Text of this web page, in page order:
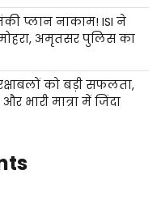
प्लान नाकाम! ISI ने
अमृतसर पुलिस का
को बड़ी सफलता,
भारी मात्रा में जिंदा